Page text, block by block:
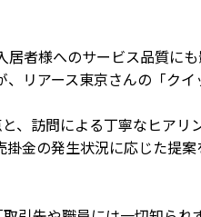
者様へのサービス品質にも
リアース東京さんの「クイ
、訪問による丁寧なヒアリ
金の発生状況に応じた提